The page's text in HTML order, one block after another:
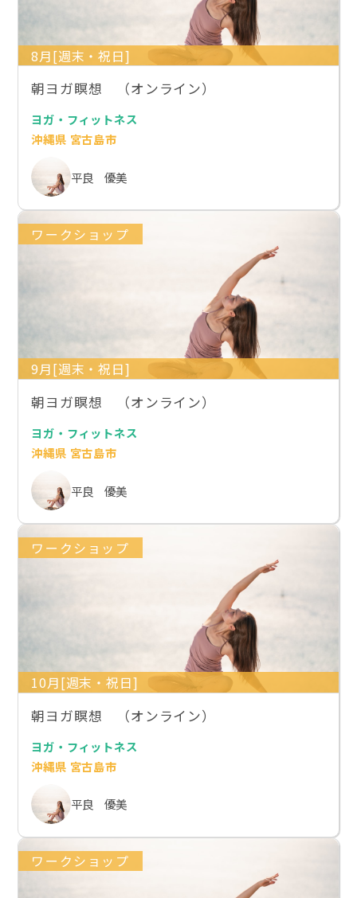
8月[週末・祝日]
朝ヨガ瞑想 （オンライン）
ヨガ・フィットネス
沖縄県 宮古島市
平良 優美
ワークショップ
9月[週末・祝日]
朝ヨガ瞑想 （オンライン）
ヨガ・フィットネス
沖縄県 宮古島市
平良 優美
ワークショップ
10月[週末・祝日]
朝ヨガ瞑想 （オンライン）
ヨガ・フィットネス
沖縄県 宮古島市
平良 優美
ワークショップ